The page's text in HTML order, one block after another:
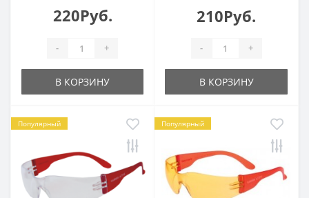
220Руб.
- +
В КОРЗИНУ
210Руб.
- +
В КОРЗИНУ
Популярный Популярный